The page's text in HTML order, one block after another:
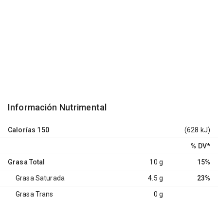
Información Nutrimental
Calorías 150 (628 kJ)
% DV*
Grasa Total 10 g 15%
Grasa Saturada 4.5 g 23%
Grasa Trans 0 g